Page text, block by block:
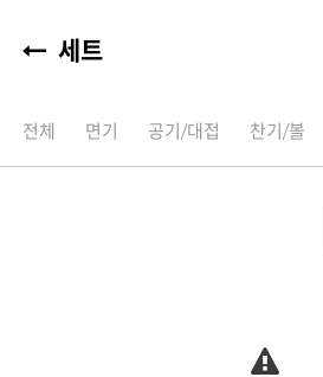
세트
전체 면기 공기/대접 찬기/볼